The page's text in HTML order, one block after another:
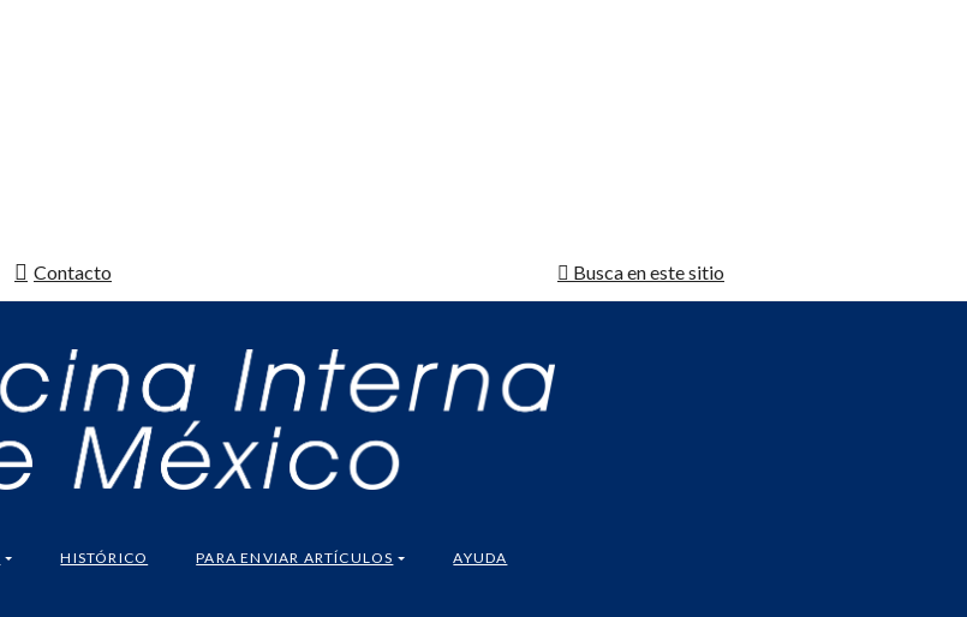
Contacto Busca en este sitio
HISTÓRICO PARA ENVIAR ARTÍCULOS AYUDA